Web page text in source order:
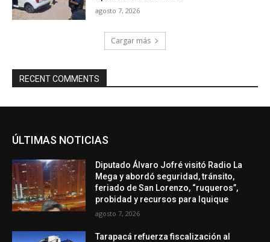
agosto 7, 2026
Cargar más
RECENT COMMENTS
ÚLTIMAS NOTICIAS
Diputado Álvaro Jofré visitó Radio La
Mega y abordó seguridad, tránsito,
feriado de San Lorenzo, “ruqueros”,
probidad y recursos para Iquique
agosto 7, 2026
Tarapacá refuerza fiscalización al